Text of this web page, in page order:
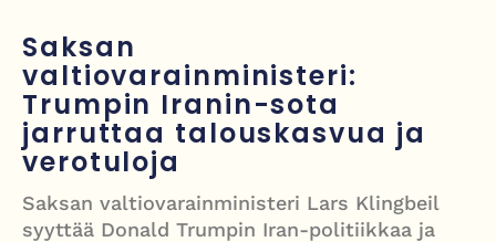
asuntotuotannosta
Painumat sillan lähellä pysäyttivät junaliikenteen Gatwickin
lentoasemalle
Justin Trudeau puolustautuu kritiikiltä – valitsi Katy Perryn
Saksan
valtiovarainministeri:
Trumpin Iranin-sota
jarruttaa talouskasvua ja
verotuloja
Saksan valtiovarainministeri Lars Klingbeil
syyttää Donald Trumpin Iran-politiikkaa ja